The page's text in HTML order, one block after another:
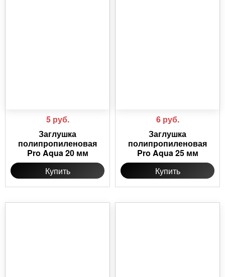
5 руб.
Заглушка
полипропиленовая
Pro Aqua 20 мм
Купить
6 руб.
Заглушка
полипропиленовая
Pro Aqua 25 мм
Купить